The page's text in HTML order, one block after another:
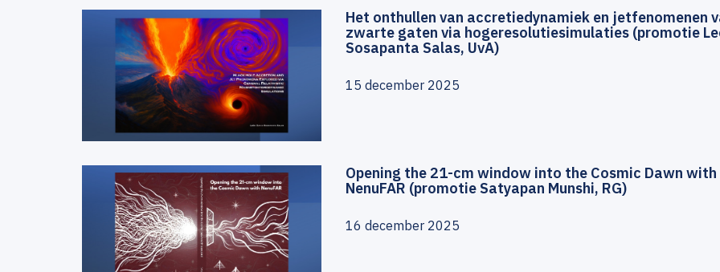
Het onthullen van accretiedynamiek en jetfenomenen
zwarte gaten via hogeresolutiesimulaties (promotie
Sosapanta Salas, UvA)
15 december 2025
Opening the 21-cm window into the Cosmic Dawn with
NenuFAR (promotie Satyapan Munshi, RG)
16 december 2025